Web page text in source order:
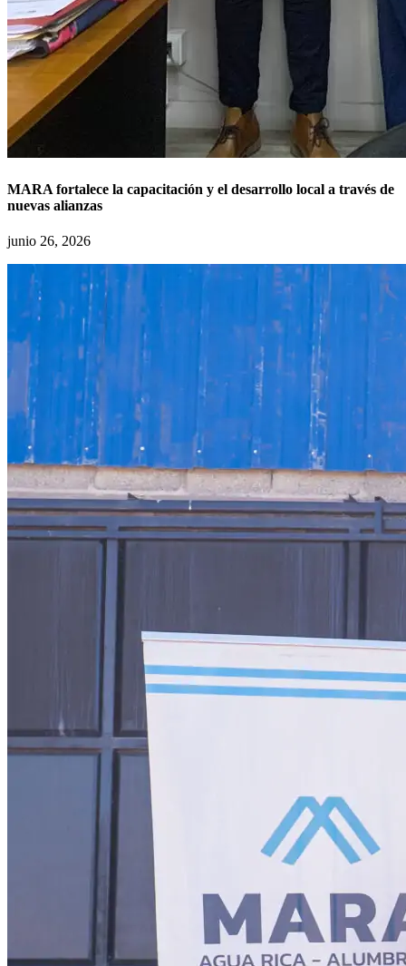
MARA fortalece la capacitación y el desarrollo local a través de
nuevas alianzas
junio 26, 2026